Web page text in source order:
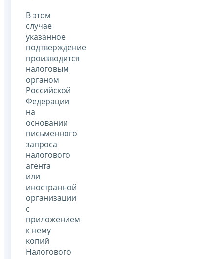
В этом
случае
указанное
подтверждение
производится
налоговым
органом
Российской
Федерации
на
основании
письменного
запроса
налогового
агента
или
иностранной
организации
с
приложением
к нему
копий
Налогового